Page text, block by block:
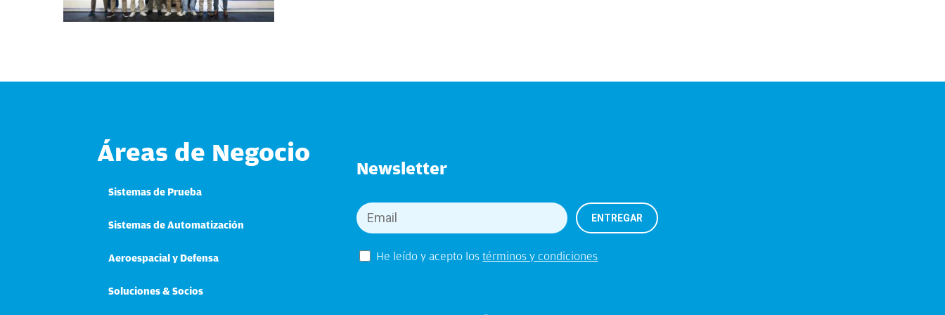
Áreas de Negocio
Sistemas de Prueba
Sistemas de Automatización
Aeroespacial y Defensa
Soluciones & Socios
Newsletter
He leído y acepto lostérminos y condiciones